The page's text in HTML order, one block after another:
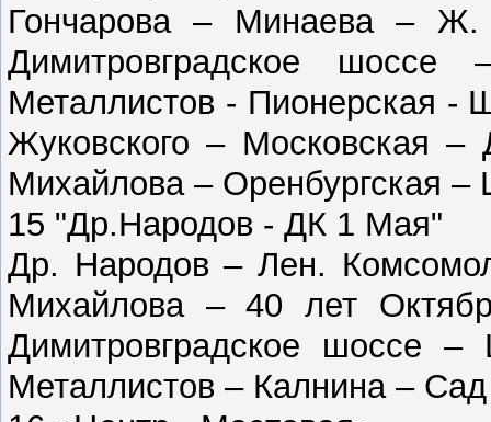
Гончарова – Минаева – Ж.
Димитровградское
Металлистов - Пионерская -
Жуковского – Московская
Михайлова – Оренбургская –
15 "Др.Народов - ДК 1 Мая"
Др. Народов – Лен.
Михайлова – 40 лет
Димитровградское шоссе
Металлистов – Калнина –